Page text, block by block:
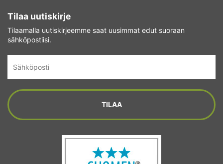
Tilaa uutiskirje
Tilaamalla uutiskirjeemme saat uusimmat edut suoraan
sähköpostiisi.